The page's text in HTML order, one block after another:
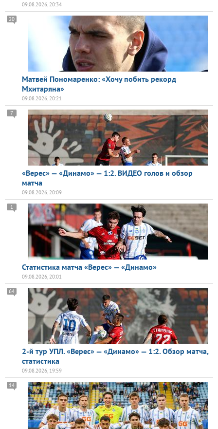
09.08.2026, 20:34
Матвей Пономаренко: «Хочу побить рекорд
Мхитаряна»
20
09.08.2026, 20:21
«Верес» — «Динамо» — 1:2. ВИДЕО голов и обзор
матча
7
09.08.2026, 20:09
Статистика матча «Верес» — «Динамо»
1
09.08.2026, 20:01
2-й тур УПЛ. «Верес» — «Динамо» — 1:2. Обзор матча,
статистика
64
09.08.2026, 19:59
14